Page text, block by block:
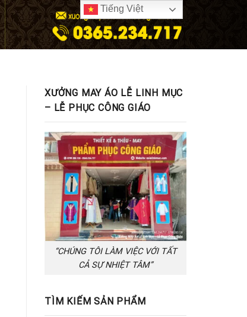
XƯỞNG MAY ÁO LỄ LINH MỤC
– LỄ PHỤC CÔNG GIÁO
“CHÚNG TÔI LÀM VIỆC VỚI TẤT
CẢ SỰ NHIỆT TÂM”
TÌM KIẾM SẢN PHẨM
Tiếng Việt